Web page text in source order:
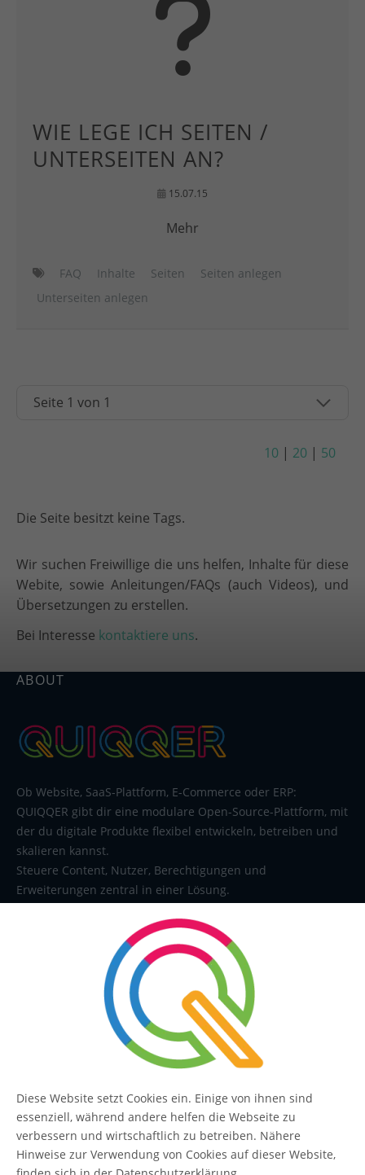
WIE LEGE ICH SEITEN /
UNTERSEITEN AN?
15.07.15
Mehr
FAQ Inhalte Seiten
Seiten anlegen
Unterseiten anlegen
10 | 20 | 50
Die Seite besitzt keine Tags.
Wir suchen Freiwillige die uns helfen, Inhalte für diese
Webite, sowie Anleitungen/FAQs (auch Videos), und
Übersetzungen zu erstellen.
Bei Interesse kontaktiere uns.
ABOUT
Ob Website, SaaS-Plattform, E-Commerce oder ERP:
QUIQQER gibt dir eine modulare Open-Source-Plattform, mit
der du digitale Produkte flexibel entwickeln, betreiben und
skalieren kannst.
Steuere Content, Nutzer, Berechtigungen und
Erweiterungen zentral in einer Lösung.
QUIQQER
Diese Website setzt Cookies ein. Einige von ihnen sind
essenziell, während andere helfen die Webseite zu
verbessern und wirtschaftlich zu betreiben. Nähere
Hinweise zur Verwendung von Cookies auf dieser Website,